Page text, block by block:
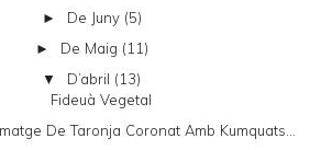
► De Juny (5)
► De Maig (11)
▼ D’abril (13)
Fideuà Vegetal
De Taronja Coronat Amb Kumquats...